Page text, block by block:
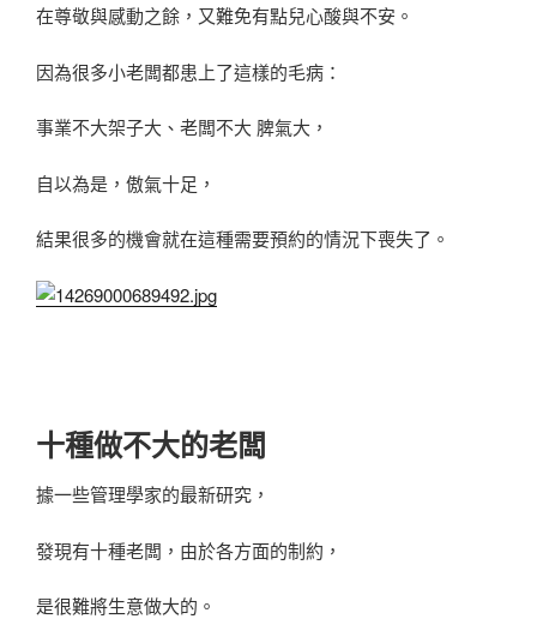
在尊敬與感動之餘，又難免有點兒心酸與不安。
因為很多小老闆都患上了這樣的毛病：
事業不大架子大、老闆不大 脾氣大，
自以為是，傲氣十足，
結果很多的機會就在這種需要預約的情況下喪失了。
十種做不大的老闆
據一些管理學家的最新研究，
發現有十種老闆，由於各方面的制約，
是很難將生意做大的。